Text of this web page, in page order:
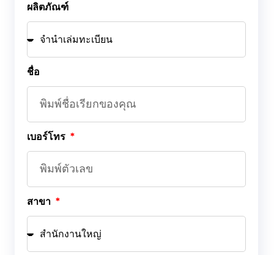
ผลิตภัณฑ์
ชื่อ
เบอร์โทร
สาขา